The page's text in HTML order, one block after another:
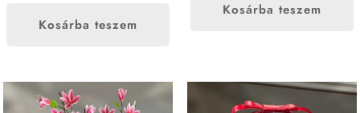
Kosárba teszem
Kosárba teszem